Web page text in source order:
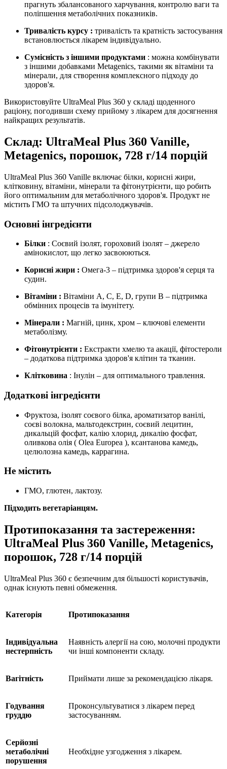
прагнуть збалансованого харчування, контролю ваги та
поліпшення метаболічних показників.
Тривалість курсу : тривалість та кратність застосування
встановлюється лікарем індивідуально.
Сумісність з іншими продуктами : можна комбінувати
з іншими добавками Metagenics, такими як вітаміни та
мінерали, для створення комплексного підходу до
здоров'я.
Використовуйте UltraMeal Plus 360 у складі щоденного
раціону, погодивши схему прийому з лікарем для досягнення
найкращих результатів.
Склад: UltraMeal Plus 360 Vanille,
Metagenics, порошок, 728 г/14 порцій
UltraMeal Plus 360 Vanille включає білки, корисні жири,
клітковину, вітаміни, мінерали та фітонутрієнти, що робить
його оптимальним для метаболічного здоров'я. Продукт не
містить ГМО та штучних підсолоджувачів.
Основні інгредієнти
Білки : Соєвий ізолят, гороховий ізолят – джерело
амінокислот, що легко засвоюються.
Корисні жири : Омега-3 – підтримка здоров'я серця та
судин.
Вітаміни : Вітаміни A, C, E, D, групи B – підтримка
обмінних процесів та імунітету.
Мінерали : Магній, цинк, хром – ключові елементи
метаболізму.
Фітонутрієнти : Екстракти хмелю та акації, фітостероли
– додаткова підтримка здоров'я клітин та тканин.
Клітковина : Інулін – для оптимального травлення.
Додаткові інгредієнти
Фруктоза, ізолят соєвого білка, ароматизатор ванілі,
соєві волокна, мальтодекстрин, соєвий лецитин,
дикальцій фосфат, калію хлорид, дикалію фосфат,
оливкова олія ( Olea Europea ), ксантанова камедь,
целюлозна камедь, каррагина.
Не містить
ГМО, глютен, лактозу.
Підходить вегетаріанцям.
Протипоказання та застереження:
UltraMeal Plus 360 Vanille, Metagenics,
порошок, 728 г/14 порцій
UltraMeal Plus 360 є безпечним для більшості користувачів,
однак існують певні обмеження.
Категорія Протипоказання
Індивідуальна
нестерпність
Наявність алергії на сою, молочні продукти
чи інші компоненти складу.
Вагітність Приймати лише за рекомендацією лікаря.
Годування
груддю
Проконсультуватися з лікарем перед
застосуванням.
Серйозні
метаболічні
порушення
Необхідне узгодження з лікарем.